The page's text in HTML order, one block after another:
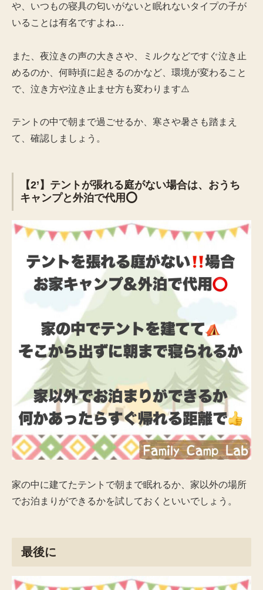
や、いつもの寝具の匂いがないと眠れないタイプの子が
いることは有名ですよね…
また、夜泣きの声の大きさや、ミルクなどですぐ泣き止
めるのか、何時頃に起きるのかなど、環境が変わること
で、泣き方や泣き止ませ方も変わります⚠️
テントの中で朝まで過ごせるか、寒さや暑さも踏まえ
て、確認しましょう。
【2’】テントが張れる庭がない場合は、おうち
キャンプと外泊で代用⭕️
家の中に建てたテントで朝まで眠れるか、家以外の場所
でお泊まりができるかを試しておくといいでしょう。
最後に